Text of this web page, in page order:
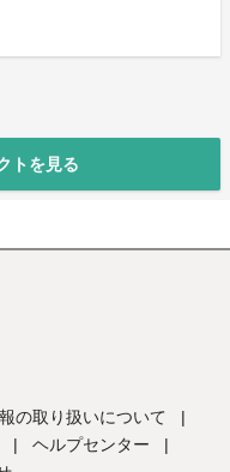
トを見る
の取り扱いについて
|
| ヘルプセンター
|